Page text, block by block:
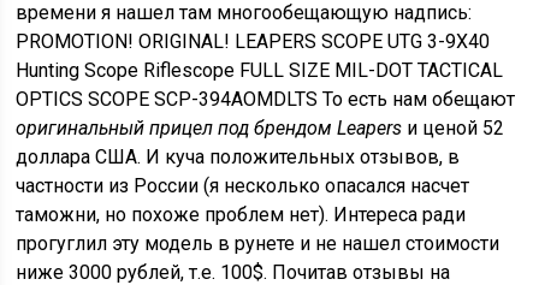
времени я нашел там многообещающую надпись:
PROMOTION! ORIGINAL! LEAPERS SCOPE UTG 3-9X40
Hunting Scope Riflescope FULL SIZE MIL-DOT TACTICAL
OPTICS SCOPE SCP-394AOMDLTS То есть нам обещают
оригинальный прицел под брендом Leapers и ценой 52
доллара США. И куча положительных отзывов, в
частности из России (я несколько опасался насчет
таможни, но похоже проблем нет). Интереса ради
прогуглил эту модель в рунете и не нашел стоимости
ниже 3000 рублей, т.е. 100$. Почитав отзывы на